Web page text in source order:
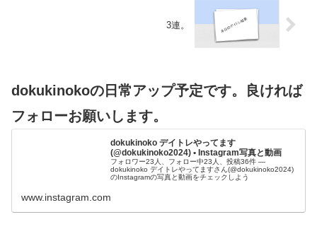
3連。
dokukinokoの日常アップ予定です。良ければ
フォローお願いします。
dokukinoko デイトレやってます
(@dokukinoko2024) • Instagram写真と動画
フォロワー23人、フォロー中23人、投稿36件 ―
dokukinoko デイトレやってますさん(@dokukinoko2024)
のInstagramの写真と動画をチェックしよう
www.instagram.com